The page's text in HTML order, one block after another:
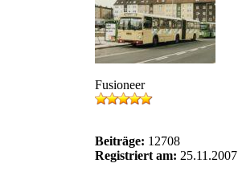
Fusioneer
Beiträge: 12708
Registriert am: 25.11.2007